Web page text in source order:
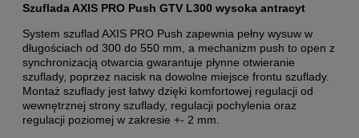
Szuflada AXIS PRO Push GTV L300 wysoka antracyt
System szuflad AXIS PRO Push zapewnia pełny wysuw w
długościach od 300 do 550 mm, a mechanizm push to open z
synchronizacją otwarcia gwarantuje płynne otwieranie
szuflady, poprzez nacisk na dowolne miejsce frontu szuflady.
Montaż szuflady jest łatwy dzięki komfortowej regulacji od
wewnętrznej strony szuflady, regulacji pochylenia oraz
regulacji poziomej w zakresie +- 2 mm.